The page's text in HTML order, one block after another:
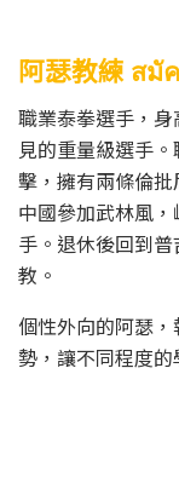
阿瑟教練 สมั
職業泰拳選手，
見的重量級選手
擊，擁有兩條倫
中國參加武林風
手。退休後回到
教。
個性外向的阿瑟
勢，讓不同程度的